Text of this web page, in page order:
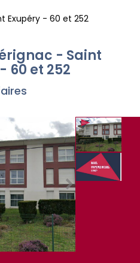
Exupéry - 60 et 252
- Saint
60 et 252